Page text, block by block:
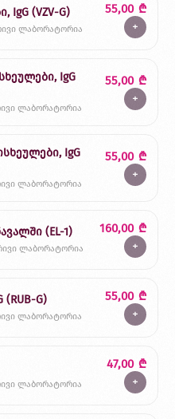
IgG (VZV-G)
ლაბორატორია
55,00 ₾
+
IgG
ლაბორატორია
55,00 ₾
+
IgG
ლაბორატორია
55,00 ₾
+
(EL-1)
ლაბორატორია
160,00 ₾
+
G)
ლაბორატორია
55,00 ₾
+
ლაბორატორია
47,00 ₾
+